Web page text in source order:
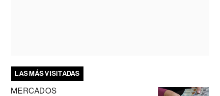
LAS MÁS VISITADAS
MERCADOS